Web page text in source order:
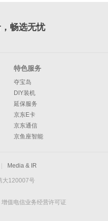
畅选无忧
特色服务
夺宝岛
DIY装机
延保服务
京东E卡
京东通信
京鱼座智能
Media & IR
大120007号
增值电信业务经营许可证